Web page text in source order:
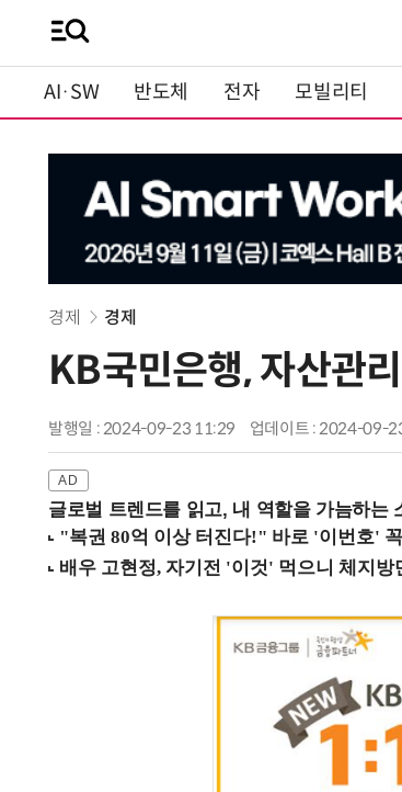
AI·SW 반도체 전자 모빌리티
경제 경제
KB국민은행, 자산관
발행일 : 2024-09-23 11:29 업데이트 : 2024-09-
글로벌 트렌드를 읽고, 내 역할을 가늠하는